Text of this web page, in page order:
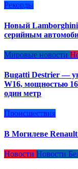
Рекорды
Новый
серийным
Мировые новости
Bugatti Destrier —
W16, мощностью
один метр
Происшествия
В Могилеве
Новости Новости